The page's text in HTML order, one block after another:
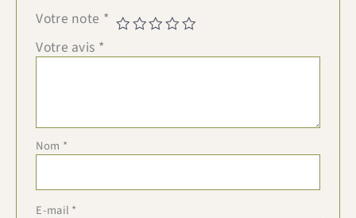
Votre note *
Votre avis *
Nom *
E-mail *